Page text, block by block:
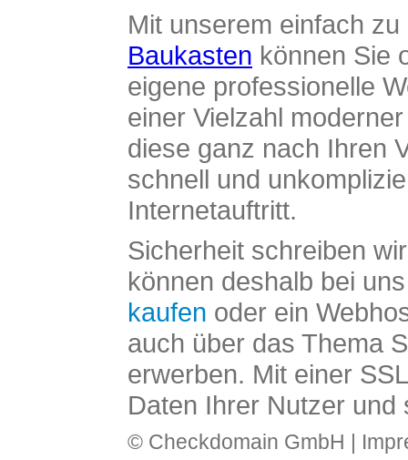
Mit unserem einfach
Baukasten können Sie
eigene professionelle
einer Vielzahl
diese ganz nach Ihren
schnell und
Internetauftritt.
Sicherheit schreiben
können deshalb bei
kaufen oder ein
auch über das Thema
erwerben. Mit einer
Daten Ihrer Nutzer und
© Checkdomain GmbH |